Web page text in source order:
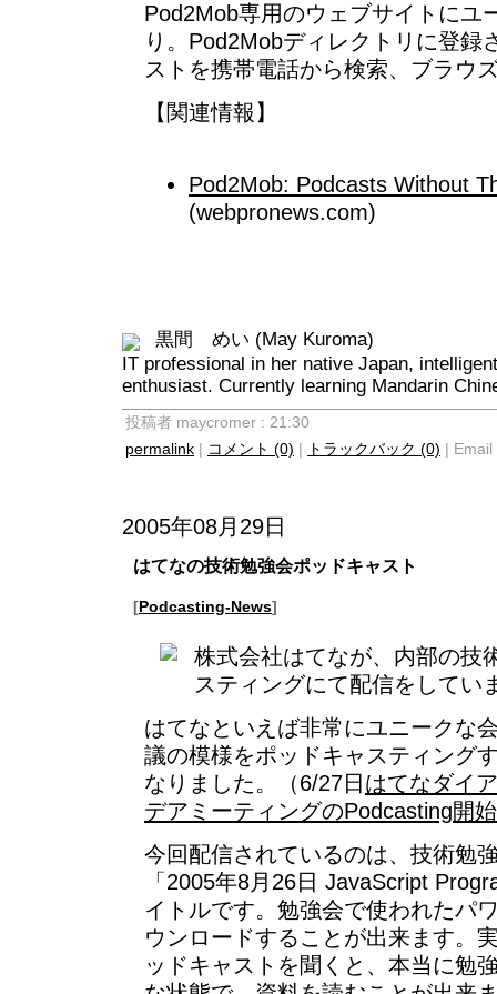
Pod2Mob専用のウェブサイトにユ
り。Pod2Mobディレクトリに登録
ストを携帯電話から検索、ブラウ
【関連情報】
Pod2Mob: Podcasts Without
(webpronews.com)
黒間 めい (May Kuroma)
IT professional in her native Japan,
enthusiast. Currently learning Mandarin
投稿者 maycromer : 21:30
permalink | コメント (0) | トラックバック (0) |
2005年08月29日
はてなの技術勉強会ポッドキャスト
[Podcasting-News]
株式会社はてなが、内部の技
スティングにて配信をしてい
はてなといえば非常にユニークな
議の模様をポッドキャスティング
なりました。（6/27日 はてなダイ
デアミーティングのPodcasting開
今回配信されているのは、技術勉
「2005年8月26日 JavaScript
イトルです。勉強会で使われたパ
ウンロードすることが出来ます。
ッドキャストを聞くと、本当に勉